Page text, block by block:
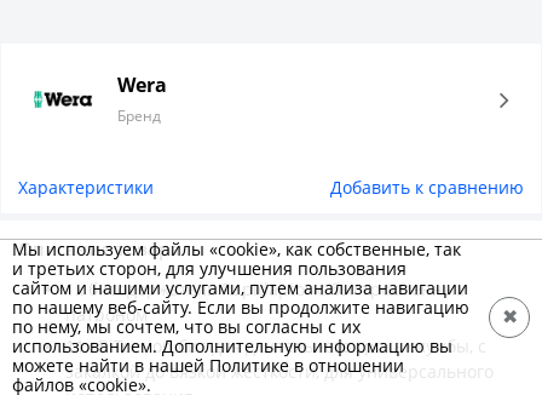
Wera
Бренд
Характеристики Добавить к сравнению
Описание товара
1x битодержатель Rapidaptor с быстросменным
патроном
11x BiTorsion бит для длительного срока службы, с
закалкой до вязкой жесткости, для универсального
Мы используем файлы «cookie», как собственные, так
и третьих сторон, для улучшения пользования
сайтом и нашими услугами, путем анализа навигации
по нашему веб-сайту. Если вы продолжите навигацию
по нему, мы сочтем, что вы согласны с их
использованием. Дополнительную информацию вы
можете найти в нашей Политике в отношении
файлов «cookie».
✖